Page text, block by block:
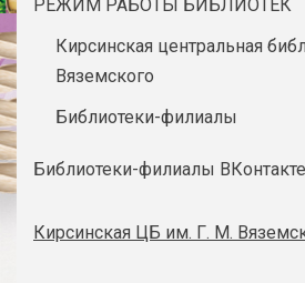
РЕЖИМ РАБОТЫ БИБЛИОТЕК
Кирсинская центральная
Вяземского
Библиотеки-филиалы
Библиотеки-филиалы ВКонтакте
Кирсинская ЦБ им. Г. М.